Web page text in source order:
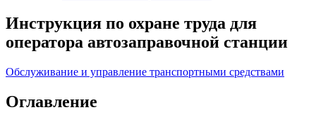
Инструкция по охране труда для
оператора автозаправочной станции
Обслуживание и управление транспортными средствами
Оглавление